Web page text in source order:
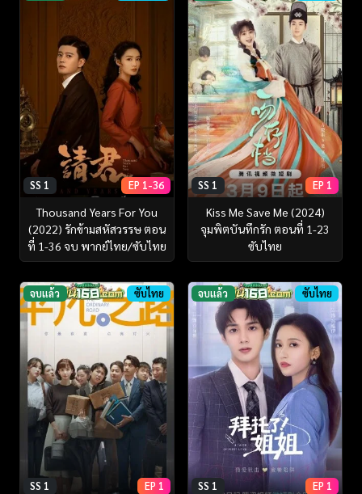
SS 1 EP 1-36
Thousand Years For You
(2022) รักข้ามสหัสวรรษ ตอน
ที่ 1-36 จบ พากย์ไทย/ซับไทย
SS 1 EP 1
Kiss Me Save Me (2024)
จุมพิตบันทึกรัก ตอนที่ 1-23
ซับไทย
จบแล้ว ซับไทย
SS 1 EP 1
จบแล้ว ซับไทย
SS 1 EP 1